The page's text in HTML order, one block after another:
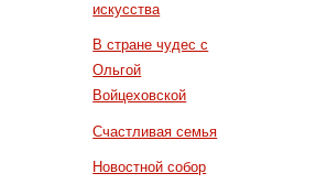
искусства
В стране чудес с
Ольгой
Войцеховской
Счастливая семья
Новостной собор